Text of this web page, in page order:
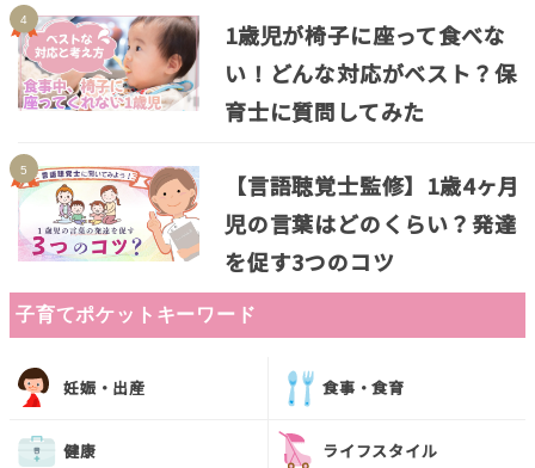
1歳児が椅子に座って食べな
い！どんな対応がベスト？保
育士に質問してみた
【言語聴覚士監修】1歳4ヶ月
児の言葉はどのくらい？発達
を促す3つのコツ
子育てポケットキーワード
妊娠・出産 食事・食育
健康 ライフスタイル